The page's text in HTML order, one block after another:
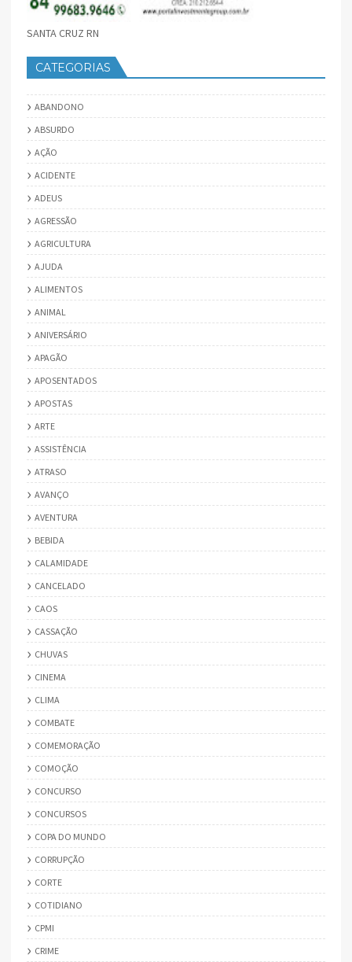
SANTA CRUZ RN
CATEGORIAS
ABANDONO
ABSURDO
AÇÃO
ACIDENTE
ADEUS
AGRESSÃO
AGRICULTURA
AJUDA
ALIMENTOS
ANIMAL
ANIVERSÁRIO
APAGÃO
APOSENTADOS
APOSTAS
ARTE
ASSISTÊNCIA
ATRASO
AVANÇO
AVENTURA
BEBIDA
CALAMIDADE
CANCELADO
CAOS
CASSAÇÃO
CHUVAS
CINEMA
CLIMA
COMBATE
COMEMORAÇÃO
COMOÇÃO
CONCURSO
CONCURSOS
COPA DO MUNDO
CORRUPÇÃO
CORTE
COTIDIANO
CPMI
CRIME